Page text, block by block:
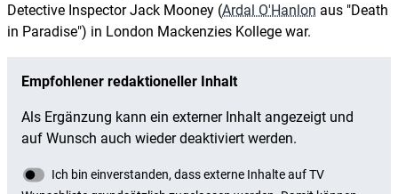
Detective Inspector Jack Mooney (Ardal O'Hanlon aus "Death
in Paradise") in London Mackenzies Kollege war.